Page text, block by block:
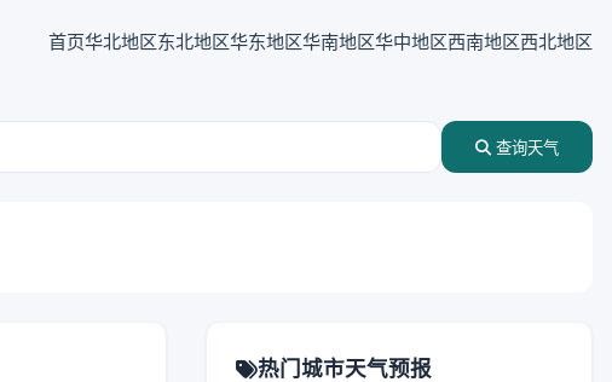
首页华北地区东北地区华东地区华南地区华中地区西南地区西北地区
查询天气
热门城市天气预报